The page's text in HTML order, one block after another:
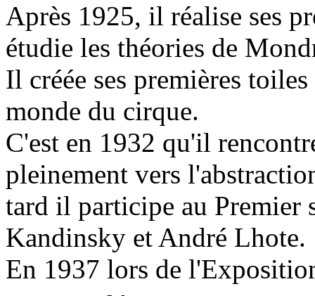
Après 1925, il réalise ses
étudie les théories de
Il créée ses premières
monde du cirque.
C'est en 1932 qu'il
pleinement vers
tard il participe au Premier
Kandinsky et André Lhote.
En 1937 lors de